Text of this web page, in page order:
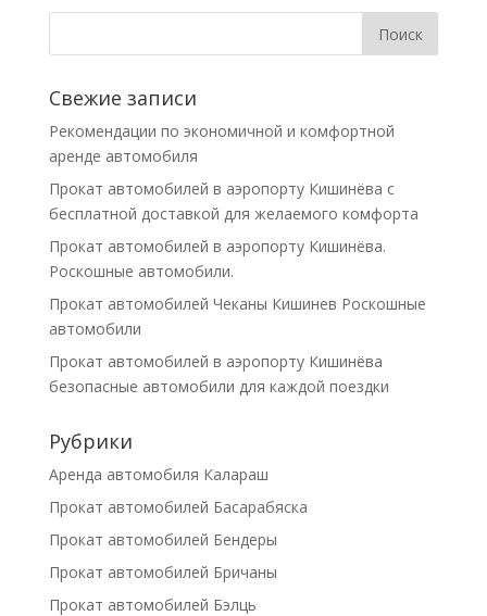
Свежие записи
Рекомендации по экономичной и комфортной
аренде автомобиля
Прокат автомобилей в аэропорту Кишинёва с
бесплатной доставкой для желаемого комфорта
Прокат автомобилей в аэропорту Кишинёва.
Роскошные автомобили.
Прокат автомобилей Чеканы Кишинев Роскошные
автомобили
Прокат автомобилей в аэропорту Кишинёва
безопасные автомобили для каждой поездки
Рубрики
Аренда автомобиля Калараш
Прокат автомобилей Басарабяска
Прокат автомобилей Бендеры
Прокат автомобилей Бричаны
Прокат автомобилей Бэлць